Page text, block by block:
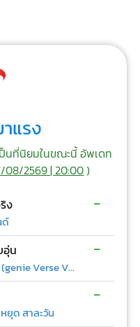
แรง
นที่นิยมในขณะนี้ อัพเดท
2569 | 20:00)
ง
ด์
-
อุ่น
FREEHAND (genie Verse Vol.1)
-
ยุด สาละวัน
-